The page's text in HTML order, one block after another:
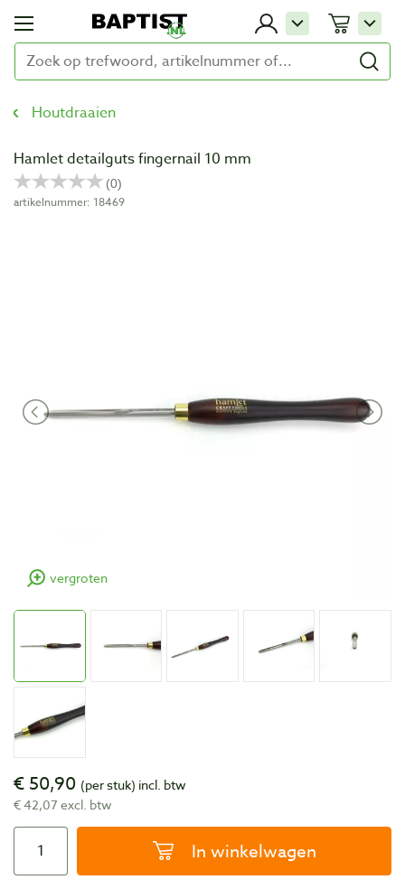
Houtdraaien
Hamlet detailguts fingernail 10 mm
artikelnummer: 18469
vergroten
€ 50,90 (per stuk) incl. btw
€ 42,07 excl. btw
In winkelwagen